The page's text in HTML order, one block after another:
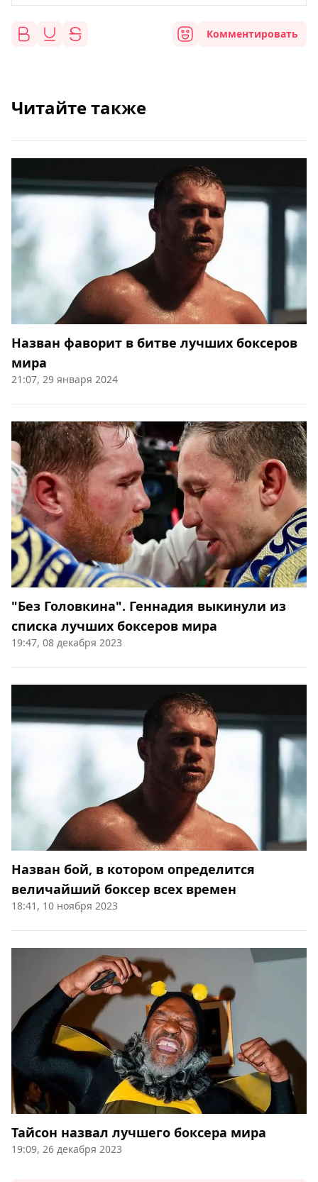
Комментировать
Читайте также
Назван фаворит в битве лучших боксеров
мира
21:07, 29 января 2024
"Без Головкина". Геннадия выкинули из
списка лучших боксеров мира
19:47, 08 декабря 2023
Назван бой, в котором определится
величайший боксер всех времен
18:41, 10 ноября 2023
Тайсон назвал лучшего боксера мира
19:09, 26 декабря 2023